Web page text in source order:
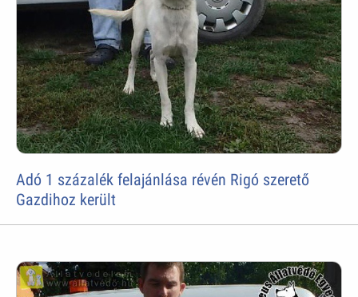
Adó 1 százalék felajánlása révén Rigó szerető
Gazdihoz került